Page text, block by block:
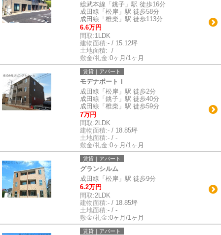
総武本線「銚子」駅 徒歩16分
成田線「松岸」駅 徒歩58分
成田線「椎柴」駅 徒歩113分
6.6万円
間取:1LDK
建物面積:- / 15.12坪
土地面積:- / -
敷金/礼金:0ヶ月/1ヶ月
賃貸｜アパート
モデナポートⅠ
成田線「松岸」駅 徒歩2分
成田線「銚子」駅 徒歩40分
成田線「椎柴」駅 徒歩59分
7万円
間取:2LDK
建物面積:- / 18.85坪
土地面積:- / -
敷金/礼金:0ヶ月/1ヶ月
賃貸｜アパート
グランシルム
成田線「松岸」駅 徒歩9分
6.2万円
間取:2LDK
建物面積:- / 18.85坪
土地面積:- / -
敷金/礼金:0ヶ月/1ヶ月
賃貸｜アパート